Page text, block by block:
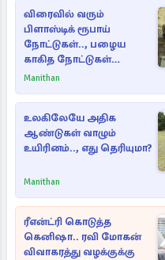
விரைவில் வரும்
பிளாஸ்டிக் ரூபாய்
நோட்டுகள்.., பழைய
காகித நோட்டுகள்
செல்லுமா?
Manithan
உலகிலேயே அதிக
ஆண்டுகள் வாழும்
உயிரினம்.., எது தெரியுமா?
Manithan
ரீஎன்ட்ரி கொடுத்த
கெனிஷா.. ரவி மோகன்
விவாகரத்து வழக்குக்கு